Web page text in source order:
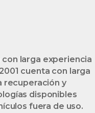
larga experiencia
cuenta con larga
recuperación y
disponibles
fuera de uso.